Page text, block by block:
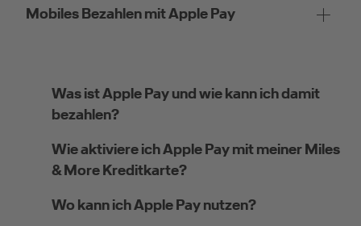
Mobiles Bezahlen mit Apple Pay
Was ist Apple Pay und wie kann ich damit
bezahlen?
Wie aktiviere ich Apple Pay mit meiner Miles
& More Kreditkarte?
Wo kann ich Apple Pay nutzen?